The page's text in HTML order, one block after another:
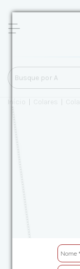
Início Colares